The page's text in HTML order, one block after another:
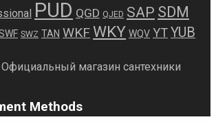
PUD QGD QJED SAP SDM
SWZ TAN WKFWKY WQV YTYUB
магазин сантехники
Methods